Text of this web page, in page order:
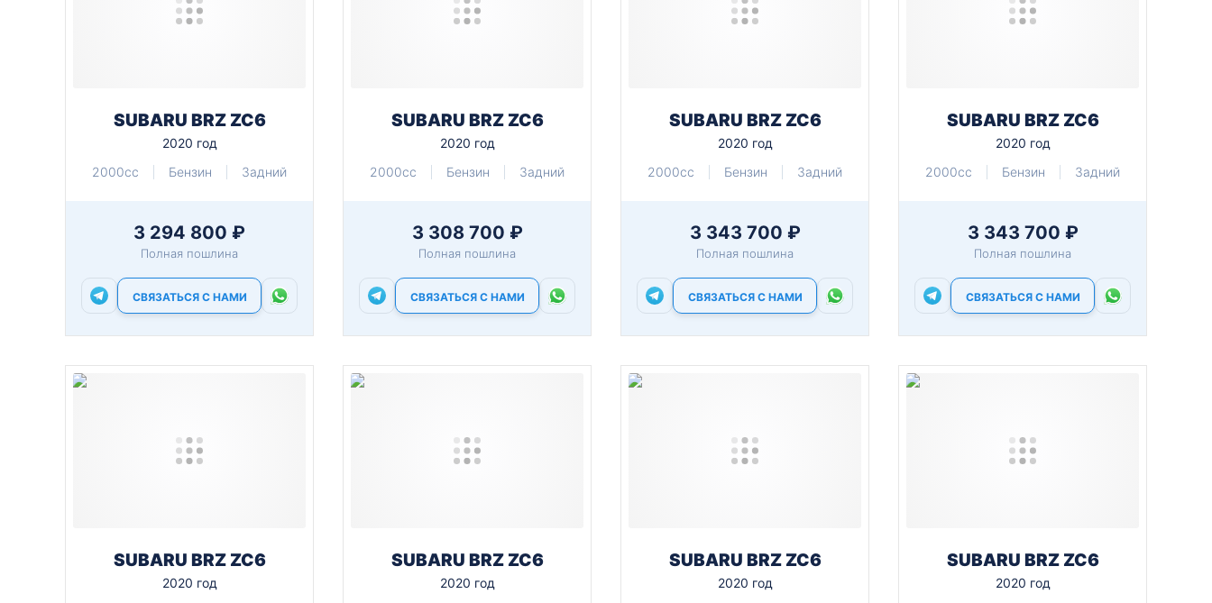
SUBARU BRZ ZC6
2020 год
2000cc
Бензин Задний
3 294 800 ₽
Полная пошлина
СВЯЗАТЬСЯ С НАМИ
SUBARU BRZ ZC6
2020 год
2000cc
Бензин Задний
3 308 700 ₽
Полная пошлина
СВЯЗАТЬСЯ С НАМИ
SUBARU BRZ ZC6
2020 год
2000cc
Бензин Задний
3 343 700 ₽
Полная пошлина
СВЯЗАТЬСЯ С НАМИ
SUBARU BRZ ZC6
2020 год
2000cc
Бензин Задний
3 343 700 ₽
Полная пошлина
СВЯЗАТЬСЯ С НАМИ
SUBARU BRZ ZC6
2020 год
SUBARU BRZ ZC6
2020 год
SUBARU BRZ ZC6
2020 год
SUBARU BRZ ZC6
2020 год